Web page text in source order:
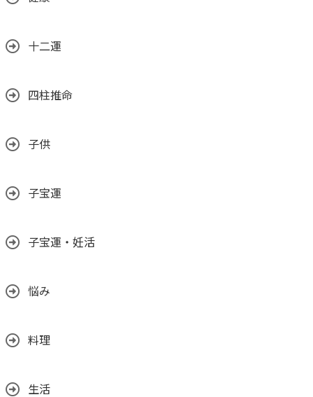
十二運
四柱推命
子供
子宝運
子宝運・妊活
悩み
料理
生活